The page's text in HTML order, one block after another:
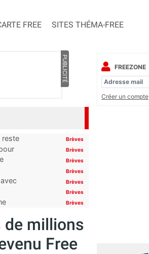
FREE SITES THÉMA-FREE
PUBLICITÉ
reste
Brèves
Brèves
Brèves
Brèves
Brèves
Brèves
Brèves
de millions
Free
FREEZONE
Créer un compte